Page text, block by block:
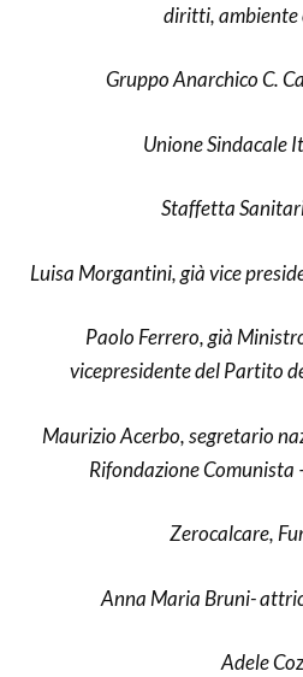
diritti, ambiente
Gruppo Anarchico C.
Unione Sindacale
Staffetta
Luisa Morgantini, già vice
Paolo Ferrero, già
vicepresidente del Partito
Maurizio Acerbo, segretario
Rifondazione Comunista
Zerocalcare,
Anna Maria Bruni-
Adele